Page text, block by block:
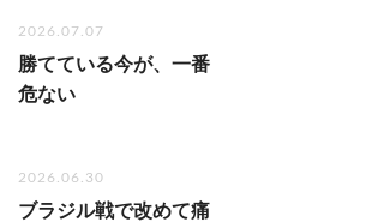
2026.07.07
勝てている今が、一番
危ない
2026.06.30
ブラジル戦で改めて痛